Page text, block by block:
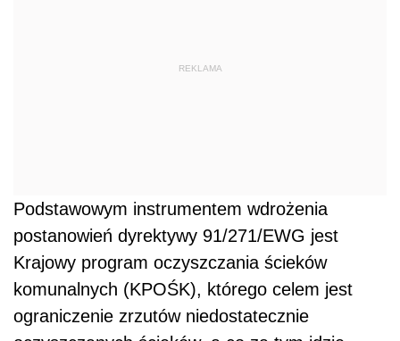
REKLAMA
Podstawowym instrumentem wdrożenia
postanowień dyrektywy 91/271/EWG jest
Krajowy program oczyszczania ścieków
komunalnych (KPOŚK), którego celem jest
ograniczenie zrzutów niedostatecznie